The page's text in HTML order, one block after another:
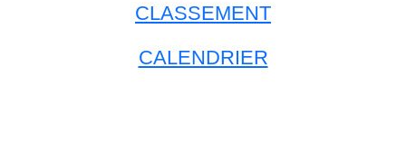
CLASSEMENT
CALENDRIER